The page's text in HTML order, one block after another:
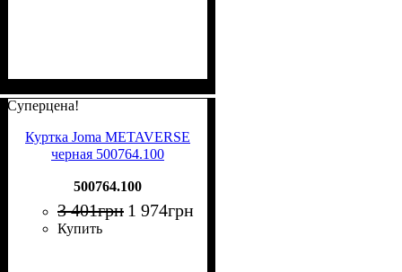
Суперцена!
Куртка Joma METAVERSE
черная 500764.100
500764.100
3 401грн 1 974грн
Купить